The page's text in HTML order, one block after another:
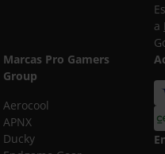
a
Marcas Pro Gamers
Group
Aerocool
APNX
Ducky